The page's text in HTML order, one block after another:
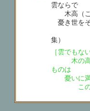
雲ならで
木高（こ
憂き世を
かい
集）
［雲でもな
木の高く
ものは
憂いに満
このわ